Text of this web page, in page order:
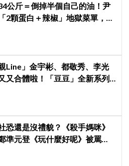
公斤＝倒掉半個自己的油！尹
2顆蛋白＋辣椒」地獄菜單，你
親Line」金宇彬、都敬秀、李光
又合體啦！「豆豆」全新系列
恐還是沒禮貌？《殺手媽咪》
準元登《玩什麼好呢》被罵